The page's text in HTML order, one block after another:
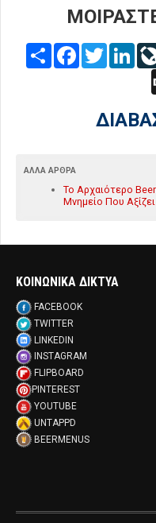
Share FacebookTwitter
ΆΛΛΑ ΆΡΘΡΑ
Το Αρχαιότερο Beer
Μνημείο Που
ΚΟΙΝΩΝΙΚΑ ΔΙΚΤΥΑ
FACEBOOK
TWITTER
LINKEDIN
INSTAGRAM
FLIPBOARD
PINTEREST
YOUTUBE
UNTAPPD
BEERMENUS